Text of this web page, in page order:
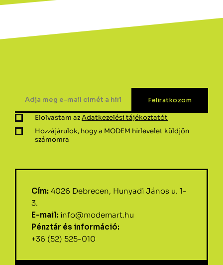
Elolvastam azAdatkezelési tájékoztatót
Hozzájárulok, hogy a MODEM hírlevelet küldjön
számomra
Cím: 4026 Debrecen, Hunyadi János u. 1-
3.
E-mail: info@modemart.hu
Pénztár és információ:
+36 (52) 525-010